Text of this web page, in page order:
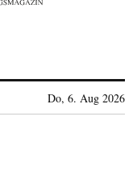
Do, 6. Aug 2026